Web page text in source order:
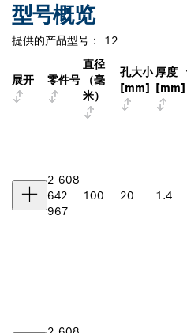
型号概览
提供的产品型号： 12
展开 零件号
直径
（毫
米）
孔大小
[mm]
厚度
[mm]
2 608
642
967
100 20 1.4